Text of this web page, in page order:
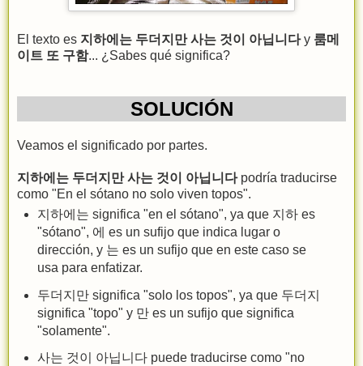
El texto es 지하에는 두더지만 사는 것이 아닙니다y 룸메
이트 또 구함... ¿Sabes qué significa?
SOLUCIÓN
Veamos el significado por partes.
지하에는 두더지만 사는 것이 아닙니다podría traducirse
como "En el sótano no solo viven topos".
지하에는 significa "en el sótano", ya que 지하 es
"sótano", 에 es un sufijo que indica lugar o
dirección, y 는 es un sufijo que en este caso se
usa para enfatizar.
두더지만 significa "solo los topos", ya que 두더지
significa "topo" y 만 es un sufijo que significa
"solamente".
사는 것이 아닙니다 puede traducirse como "no